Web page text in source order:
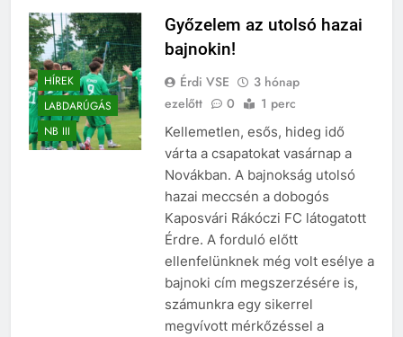
HÍREK
LABDARÚGÁS
NB III
Győzelem az utolsó hazai
bajnokin!
Érdi VSE
3 hónap
ezelőtt
0 1 perc
Kellemetlen, esős, hideg idő
várta a csapatokat vasárnap a
Novákban. A bajnokság utolsó
hazai meccsén a dobogós
Kaposvári Rákóczi FC látogatott
Érdre. A forduló előtt
ellenfelünknek még volt esélye a
bajnoki cím megszerzésére is,
számunkra egy sikerrel
megvívott mérkőzéssel a